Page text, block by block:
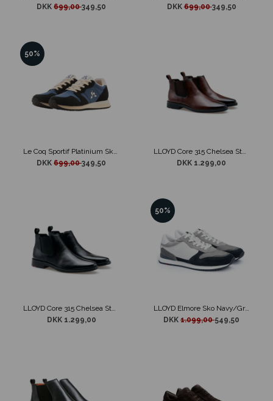
DKK699,00349,50
DKK699,00349,50
50%
Le Coq Sportif Platinium Sko Sort/Blå
DKK699,00349,50
LLOYD Core 315 Chelsea Støvle Mørke Brun
DKK 1.299,00
DKK 1.299,00
50%
LLOYD Elmore Sko Navy/Grå/Hvid
DKK1.099,00549,50